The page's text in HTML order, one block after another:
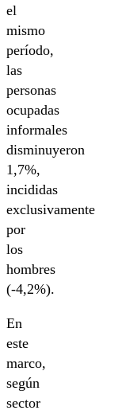
el
mismo
período,
las
personas
ocupadas
informales
disminuyeron
1,7%,
incididas
exclusivamente
por
los
hombres
(-4,2%).
En
este
marco,
según
sector